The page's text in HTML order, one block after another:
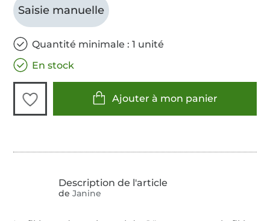
Saisie manuelle
Quantité minimale : 1 unité
En stock
Ajouter à mon panier
de Janine